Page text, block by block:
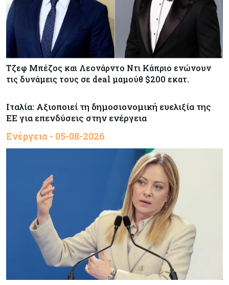
Τζεφ Μπέζος και Λεονάρντο Ντι Κάπριο ενώνουν
τις δυνάμεις τους σε deal μαμούθ $200 εκατ.
Ιταλία: Αξιοποιεί τη δημοσιονομική ευελιξία της
ΕΕ για επενδύσεις στην ενέργεια
Ενέργεια - 05-08-2026